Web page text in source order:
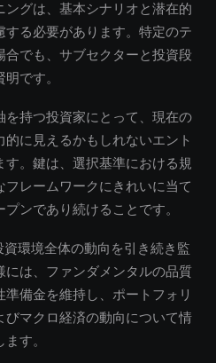
グは、基本シナリオと潜在的
る必要があります。特定のテ
でも、サブセクターと投資段
です。
持つ投資家にとって、現在の
に見えるかもしれないエント
す。鍵は、選択基準における規
レームワークにきれいに当て
ンであり続けることです。
環境全体の動向を引き続き監
は、ファンダメンタルの品質
備金を維持し、ポートフォリ
びマクロ経済の動向について情
す。